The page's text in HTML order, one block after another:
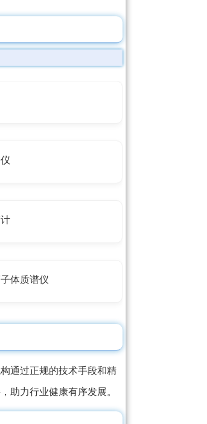
体质谱仪
通过正规的技术手段和精
助力行业健康有序发展。